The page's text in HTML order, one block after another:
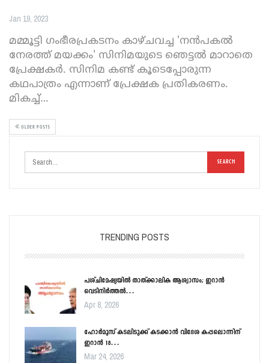
Jan 19, 2023
മമ്മൂട്ടി ​ഗംഭീരപ്രകടനം കാഴ്ചവച്ച 'നൻപകല്‍
നേരത്ത് മയക്കം' സിനിമയുടെ ഞെട്ടൽ മാറാതെ
പ്രേക്ഷകർ. സിനിമ കണ്ട് കൂടെപ്പോരുന്ന
കഥപാത്രം എന്നാണ് പ്രേക്ഷക പ്രതികരണം.
മികച്ച്…
OLDER POSTS
TRENDING POSTS
പശ്ചിമേഷ്യയിൽ താത്ക്കാലിക ആശ്വാസം; ഇറാൻ
വെടിനിർത്തൽ…
Apr 8, 2026
ഹോർമൂസ് കടലിടുക്ക് കടക്കാൻ വിദേശ കപ്പലൊന്നിന്
ഇറാൻ 18…
Mar 24, 2026